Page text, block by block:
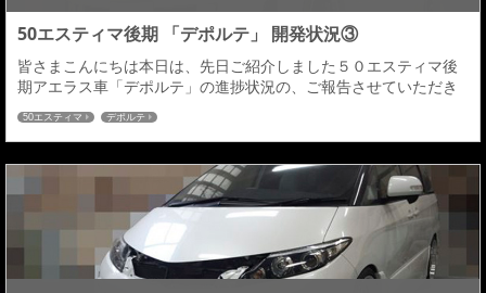
50エスティマ後期 「デポルテ」 開発状況③
皆さまこんにちは本日は、先日ご紹介しました５０エスティマ後
期アエラス車「デポルテ」の進捗状況の、ご報告させていただき
ます♪フロント＆リヤの形もようやく前回から整ってきました、新
規デザインという事もあり、もう少し作り込みながら変更&修正を
重ねていきますので、今後の仕上がりにもご期待下さい。フロン
トセンターリップは、フラップ形状を新たに採用し、コーナーも
ダクトデザインからリップをやや前方に張り出し全体...
50エスティマ デポルテ